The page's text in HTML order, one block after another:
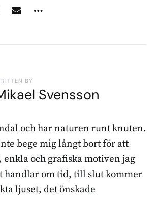
BY
Svensson
och har naturen runt knuten.
bege mig långt bort för att
enkla och grafiska motiven jag
handlar om tid, till slut kommer
ljuset, det önskade